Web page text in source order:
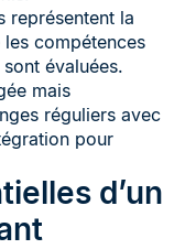
représentent la
compétences
évaluées.
mais
réguliers avec
pour
d’un